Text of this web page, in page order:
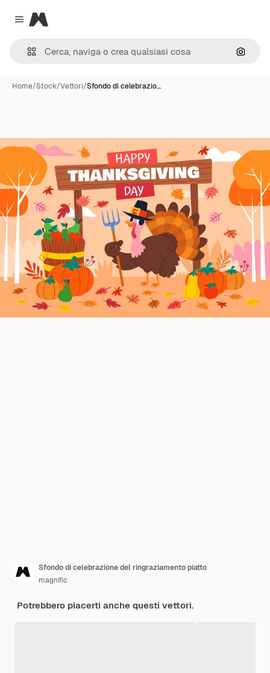
Close menu
Magnific
Cerca
Home/Stock/Vettori/Sfondo di celebrazio…
Sfondo di celebrazione del ringraziamento piatto
magnific
Potrebbero piacerti anche questi vettori.